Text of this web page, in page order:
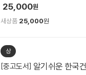
25,000원
새상품 25,000원
상
[중고도서] 알기쉬운 한국